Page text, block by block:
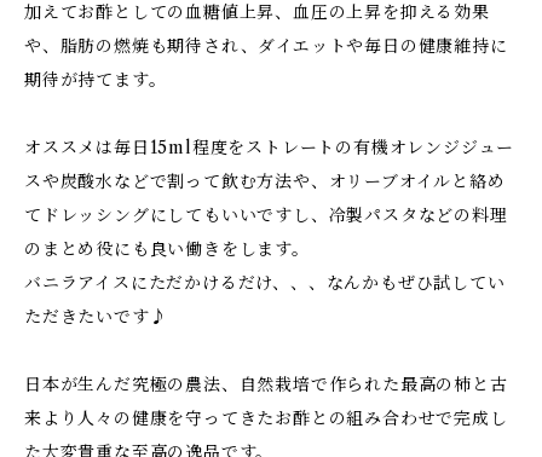
加えてお酢としての血糖値上昇、血圧の上昇を抑える効果
や、脂肪の燃焼も期待され、ダイエットや毎日の健康維持に
期待が持てます。
オススメは毎日15ml程度をストレートの有機オレンジジュー
スや炭酸水などで割って飲む方法や、オリーブオイルと絡め
てドレッシングにしてもいいですし、冷製パスタなどの料理
のまとめ役にも良い働きをします。
バニラアイスにただかけるだけ、、、なんかもぜひ試してい
ただきたいです♪
日本が生んだ究極の農法、自然栽培で作られた最高の柿と古
来より人々の健康を守ってきたお酢との組み合わせで完成し
た大変貴重な至高の逸品です。